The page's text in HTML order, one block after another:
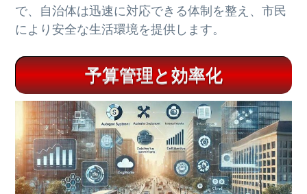
で、自治体は迅速に対応できる体制を整え、市民
により安全な生活環境を提供します。
予算管理と効率化